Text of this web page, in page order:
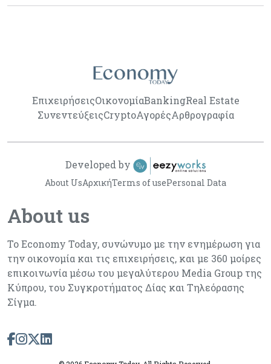
ΕπιχειρήσειςΟικονομίαBankingReal Estate
ΣυνεντεύξειςCryptoΑγορέςΑρθρογραφία
About us
Το Economy Today, συνώνυμο με την ενημέρωση για
την οικονομία και τις επιχειρήσεις, και με 360 μοίρες
επικοινωνία μέσω του μεγαλύτερου Media Group της
Κύπρου, του Συγκροτήματος Δίας και Τηλεόρασης
Σίγμα.
About UsΑρχικήTerms of usePersonal Data
Developed by